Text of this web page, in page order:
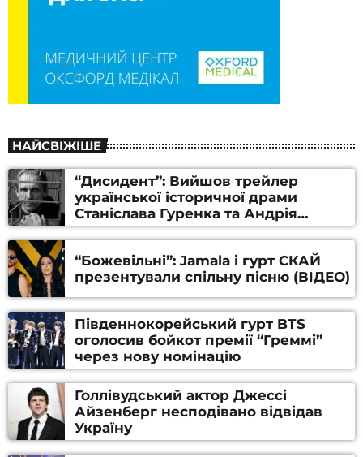
НАЙСВІЖІШЕ
“Дисидент”: Вийшов трейлер
української історичної драми
Станіслава Гуренка та Андрія
Алфьорова (ВІДЕО)
“Божевільні”: Jamala і гурт СКАЙ
презентували спільну пісню (ВІДЕО)
Південнокорейський гурт BTS
оголосив бойкот премії “Греммі”
через нову номінацію
Голлівудський актор Джессі
Айзенберг несподівано відвідав
Україну